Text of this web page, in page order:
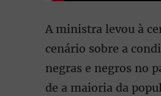
A ministra levou à
cenário sobre a
negras e negros no
de a maioria da